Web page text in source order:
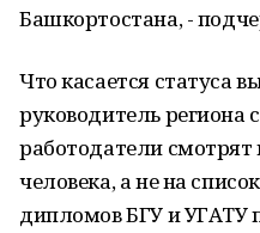
Башкортостана, -
Что касается статуса
руководитель региона
работодатели смотрят
человека, а не на
дипломов БГУ и